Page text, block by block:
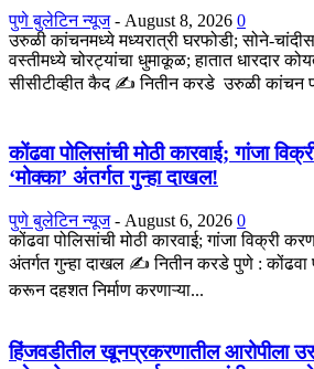
पुणे बुलेटिन न्यूज - August 8, 2026 0
उरुळी कांचनमध्ये मध्यरात्री घरफोडी; सोने-
वस्तीमध्ये चोरट्यांचा धुमाकूळ; हातात धारदार
सीसीटीव्हीत कैद ✍️ नितीन करडे उरुळी कांचन
कोंढवा पोलिसांची मोठी कारवाई; गांजा
‘मोक्का’ अंतर्गत गुन्हा दाखल!
पुणे बुलेटिन न्यूज - August 6, 2026 0
कोंढवा पोलिसांची मोठी कारवाई; गांजा विक्री
अंतर्गत गुन्हा दाखल ✍️ नितीन करडे पुणे : कोंढवा
करून दहशत निर्माण करणाऱ्या...
हिंजवडीतील खूनप्रकरणातील आरोपीला